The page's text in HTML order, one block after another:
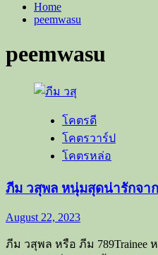
Home
peemwasu
peemwasu
โคตรดี
โคตรวาร์ป
โคตรหล่อ
ภีม วสุพล หนุ่มสุดน่ารักจาก
August 22, 2023
ภีม วสุพล หรือ ภีม 789Trainee